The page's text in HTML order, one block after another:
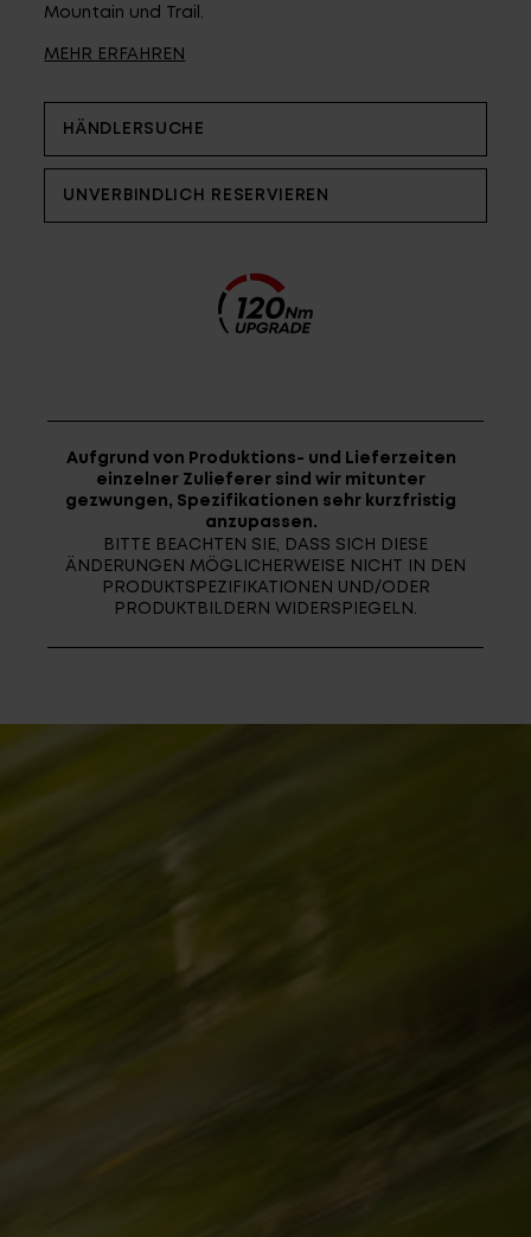
Jetzt zu unserem Newsletter anmelden
Karriere bei CENTURION
Händlersuche
Wir sind Qualität
Finde die richtige Rahmengröße
Mountain und Trail.
MEHR ERFAHREN
HÄNDLERSUCHE
UNVERBINDLICH RESERVIEREN
Aufgrund von Produktions- und Lieferzeiten
einzelner Zulieferer sind wir mitunter
gezwungen, Spezifikationen sehr kurzfristig
anzupassen.
BITTE BEACHTEN SIE, DASS SICH DIESE
ÄNDERUNGEN MÖGLICHERWEISE NICHT IN DEN
PRODUKTSPEZIFIKATIONEN UND/ODER
PRODUKTBILDERN WIDERSPIEGELN.